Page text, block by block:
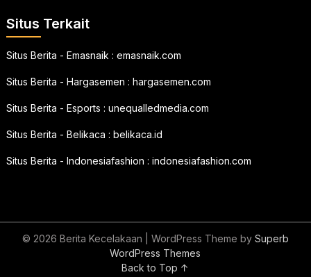
Situs Terkait
Situs Berita - Emasnaik : emasnaik.com
Situs Berita - Hargasemen : hargasemen.com
Situs Berita - Esports : unequalledmedia.com
Situs Berita - Belikaca : belikaca.id
Situs Berita - Indonesiafashion : indonesiafashion.com
© 2026 Berita Kecelakaan | WordPress Theme by Superb
WordPress Themes
Back to Top ↑